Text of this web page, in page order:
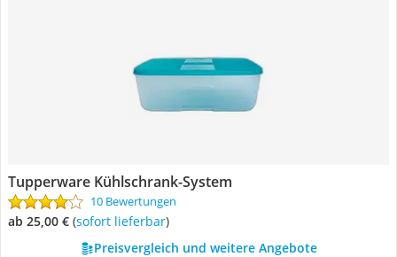
Tupperware Kühlschrank-System
10 Bewertungen
ab 25,00 € ( Sofort lieferbar)
Preisvergleich und weitere Angebote